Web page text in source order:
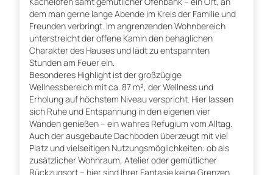
dem man gerne lange Abende im Kreis der Familie und
Freunden verbringt. Im angrenzenden Wohnbereich
unterstreicht der offene Kamin den behaglichen
Charakter des Hauses und lädt zu entspannten
Stunden am Feuer ein.
Besonderes Highlight ist der großzügige
Wellnessbereich mit ca. 87 m², der Wellness und
Erholung auf höchstem Niveau verspricht. Hier lassen
sich Ruhe und Entspannung in den eigenen vier
Wänden genießen – ein wahres Refugium vom Alltag.
Auch der ausgebaute Dachboden überzeugt mit viel
Platz und vielseitigen Nutzungsmöglichkeiten: ob als
zusätzlicher Wohnraum, Atelier oder gemütlicher
Rückzugsort – hier sind Ihrer Fantasie keine Grenzen